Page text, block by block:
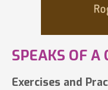
SPEAKS OF A
Exercises and